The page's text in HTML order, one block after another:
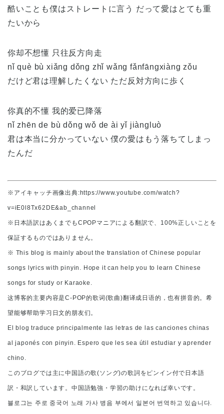
酷いことも僕はストレートに言う だって愛はとても重
たいから
你却不想懂 只往反方向走
nǐ què bù xiǎng dǒng zhǐ wǎng fǎnfāngxiàng zǒu
だけど君は理解したくない ただ反対方向に歩く
你真的不懂 我的爱已降落
nǐ zhēn de bù dǒng wǒ de ài yǐ jiàngluò
君は本当に分かっていない 僕の愛はもう落ちてしまっ
たんだ
※アイキャッチ画像出典:https://www.youtube.com/watch?
v=iE0l8Tx62DE&ab_channel
※日本語訳はあくまでもCPOPマニアによる翻訳で、100%正しいことを
保証するものではありません。
※ This blog is mainly about the translation of Chinese popular
songs lyrics with pinyin. Hope it can help you to learn Chinese
songs for study or Karaoke.
这博客的主要内容是C-POP的歌词(歌曲)翻译成日语的，也有拼音的。希
望能够帮助学习日文的朋友们。
El blog traduce principalmente las letras de las canciones chinas
al japonés con pinyin. Espero que les sea útil estudiar y aprender
chino.
このブログでは主に中国語の歌(ソング)の歌詞をピンイン付で日本語
訳・和訳しています。中国語勉強・学習の助けになれば幸いです。
블로그는 주로 중국어 노래 가사 병음 부에서 일본어 번역하고 있습니다.